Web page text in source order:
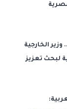
الخارجية
لبحث تعزيز